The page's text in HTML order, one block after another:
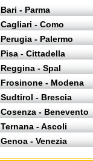
Bari - Parma
Cagliari - Como
Perugia - Palermo
Pisa - Cittadella
Reggina - Spal
Frosinone - Modena
Sudtirol - Brescia
Cosenza - Benevento
Ternana - Ascoli
Genoa - Venezia